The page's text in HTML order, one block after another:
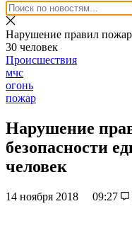
Нарушение правил
30 человек
Происшествия
мчс
огонь
пожар
Нарушение
безопасности
человек
14 ноября 2018 09:27